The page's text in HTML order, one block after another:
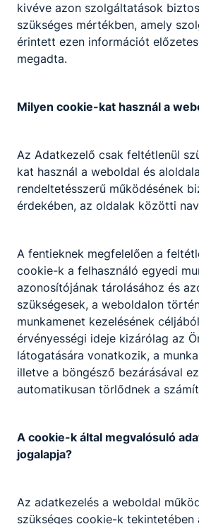
2019. október 8.
kivéve azon szolgáltatások
szükséges mértékben, amely
érintett ezen információt
megadta.
Milyen cookie-kat használ a
Az Adatkezelő csak feltétlenül
kat használ a weboldal és
rendeltetésszerű működésének
érdekében, az oldalak közötti
A fentieknek megfelelően a
cookie-k a felhasználó egyedi
azonosítójának tárolásához és
szükségesek, a weboldalon
munkamenet kezelésének
érvényességi ideje kizárólag az
látogatására vonatkozik, a
illetve a böngésző bezárásával
automatikusan törlődnek a
A cookie-k által megvalósuló
jogalapja?
Az adatkezelés a weboldal
szükséges cookie-k tekintetében